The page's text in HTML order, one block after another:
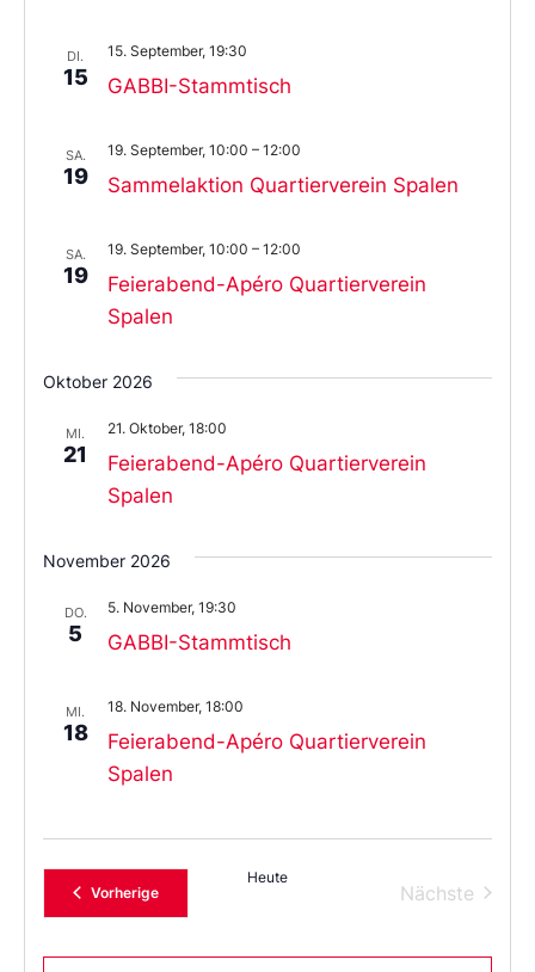
DI.
15 GABBI-Stammtisch
15. September, 19:30
SA.
19 Sammelaktion Quartierverein Spalen
19. September, 10:00 – 12:00
SA.
19
Feierabend-Apéro Quartierverein
Spalen
19. September, 10:00 – 12:00
Oktober 2026
MI.
21
Feierabend-Apéro Quartierverein
Spalen
21. Oktober, 18:00
November 2026
DO.
5 GABBI-Stammtisch
5. November, 19:30
MI.
18
Feierabend-Apéro Quartierverein
Spalen
18. November, 18:00
VorherigeVeranstaltungen
Heute
Nächste